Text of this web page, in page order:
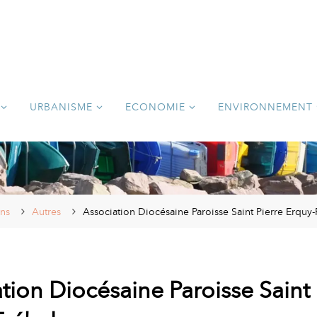
URBANISME ECONOMIE ENVIRONNEMENT
Autres Association Diocésaine Paroisse Saint Pierre
Diocésaine Paroisse Saint